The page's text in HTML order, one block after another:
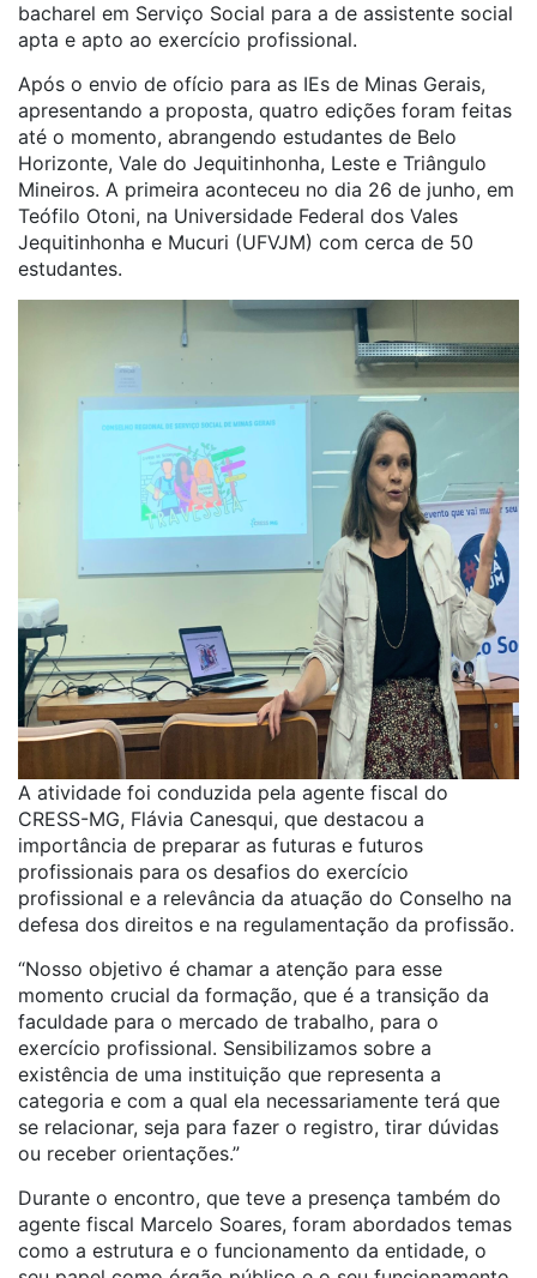
bacharel em Serviço Social para a de assistente social
apta e apto ao exercício profissional.
Após o envio de ofício para as IEs de Minas Gerais,
apresentando a proposta, quatro edições foram feitas
até o momento, abrangendo estudantes de Belo
Horizonte, Vale do Jequitinhonha, Leste e Triângulo
Mineiros. A primeira aconteceu no dia 26 de junho, em
Teófilo Otoni, na Universidade Federal dos Vales
Jequitinhonha e Mucuri (UFVJM) com cerca de 50
estudantes.
A atividade foi conduzida pela agente fiscal do
CRESS-MG, Flávia Canesqui, que destacou a
importância de preparar as futuras e futuros
profissionais para os desafios do exercício
profissional e a relevância da atuação do Conselho na
defesa dos direitos e na regulamentação da profissão.
“Nosso objetivo é chamar a atenção para esse
momento crucial da formação, que é a transição da
faculdade para o mercado de trabalho, para o
exercício profissional. Sensibilizamos sobre a
existência de uma instituição que representa a
categoria e com a qual ela necessariamente terá que
se relacionar, seja para fazer o registro, tirar dúvidas
ou receber orientações.”
Durante o encontro, que teve a presença também do
agente fiscal Marcelo Soares, foram abordados temas
como a estrutura e o funcionamento da entidade, o